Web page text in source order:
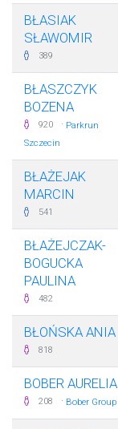
BŁASIAK
SŁAWOMIR
389
BŁASZCZYK
BOZENA
920 · Parkrun
Szczecin
BŁAŻEJAK
MARCIN
541
BŁAŻEJCZAK-
BOGUCKA
PAULINA
482
BŁOŃSKA ANIA
818
BOBER AURELIA
208 · Bober Group